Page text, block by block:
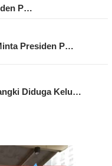
P…
Presiden P…
Diduga Kelu…